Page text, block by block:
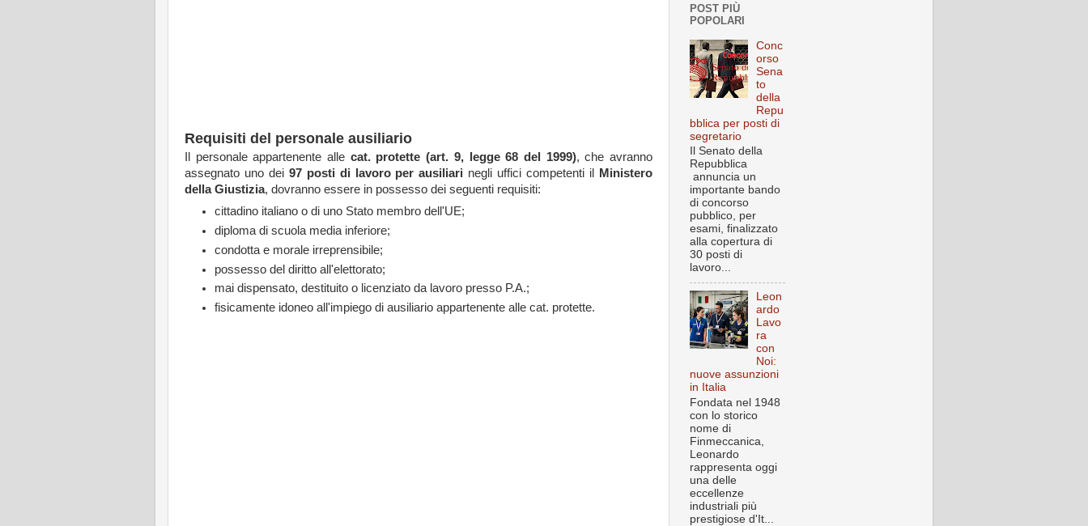
Requisiti del personale ausiliario
Il personale appartenente alle cat. protette (art. 9, legge 68 del 1999), che avranno
assegnato uno dei 97 posti di lavoro per ausiliari negli uffici competenti il
Ministero
della Giustizia, dovranno essere in possesso dei seguenti requisiti:
cittadino italiano o di uno Stato membro dell'UE;
diploma di scuola media inferiore;
condotta e morale irreprensibile;
possesso del diritto all'elettorato;
mai dispensato, destituito o licenziato da lavoro presso P.A.;
fisicamente idoneo all'impiego di ausiliario appartenente alle cat. protette.
POST PIÙ
POPOLARI
Conc
orso
Sena
to
della
Repu
bblica per posti di
segretario
Il Senato della
Repubblica
annuncia un
importante bando
di concorso
pubblico, per
esami, finalizzato
alla copertura di
30 posti di
lavoro...
Leon
ardo
Lavo
ra
con
Noi:
nuove assunzioni
in Italia
Fondata nel 1948
con lo storico
nome di
Finmeccanica,
Leonardo
rappresenta oggi
una delle
eccellenze
industriali più
prestigiose d'It...